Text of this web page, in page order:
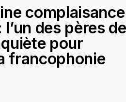
complaisance
l’un des pères de
pour
francophonie